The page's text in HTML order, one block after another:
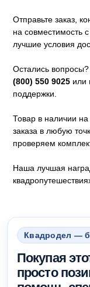
Отправьте заказ,
на совместимость
лучшие условия
Остались
(800) 550 9025 или
поддержки.
Товар в наличии
заказа в любую
проверяем
Наша лучшая
Квадродел —
Покупая
просто